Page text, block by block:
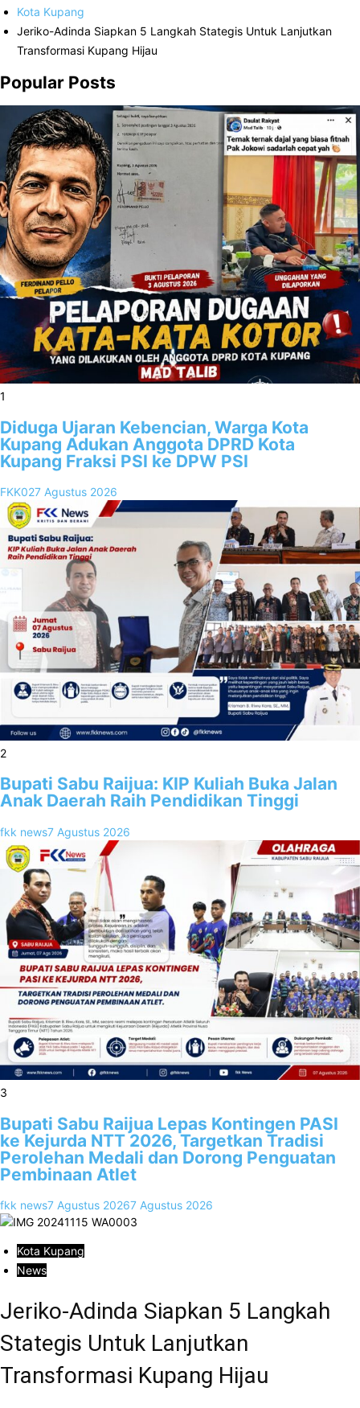
Kota Kupang
Jeriko-Adinda Siapkan 5 Langkah Stategis Untuk Lanjutkan
Transformasi Kupang Hijau
Popular Posts
1
Diduga Ujaran Kebencian, Warga Kota
Kupang Adukan Anggota DPRD Kota
Kupang Fraksi PSI ke DPW PSI
FKK027 Agustus 2026
2
Bupati Sabu Raijua: KIP Kuliah Buka Jalan
Anak Daerah Raih Pendidikan Tinggi
fkk news7 Agustus 2026
3
Bupati Sabu Raijua Lepas Kontingen PASI
ke Kejurda NTT 2026, Targetkan Tradisi
Perolehan Medali dan Dorong Penguatan
Pembinaan Atlet
fkk news7 Agustus 20267 Agustus 2026
Kota Kupang
News
Jeriko-Adinda Siapkan 5 Langkah
Stategis Untuk Lanjutkan
Transformasi Kupang Hijau